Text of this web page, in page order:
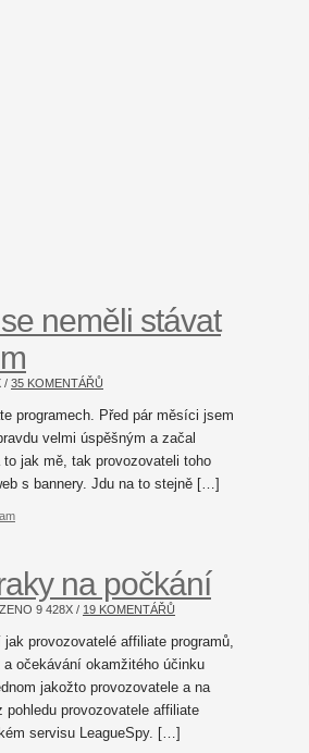
neměli stávat
/ 35 KOMENTÁŘŮ
programech. Před pár měsíci jsem
velmi úspěšným a začal
jak mě, tak provozovateli toho
s bannery. Jdu na to stejně […]
na počkání
9 428X / 19 KOMENTÁŘŮ
provozovatelé affiliate programů,
očekávání okamžitého účinku
jakožto provozovatele a na
pohledu provozovatele affiliate
servisu LeagueSpy. […]